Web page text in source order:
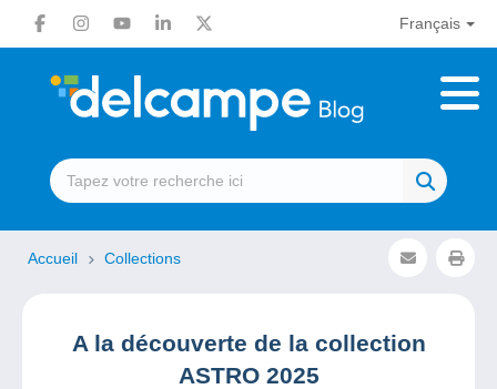
Français
Accueil Collections
A la découverte de la collection
ASTRO 2025